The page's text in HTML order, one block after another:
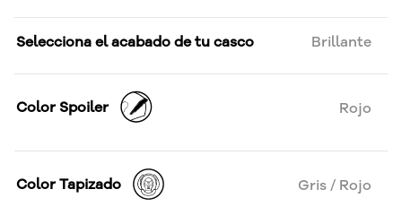
Selecciona el acabado de tu casco Brillante
Color Spoiler Rojo
Color Tapizado Gris / Rojo